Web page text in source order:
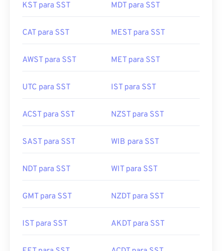
KST para SST MDT para SST
CAT para SST MEST para SST
AWST para SST MET para SST
UTC para SST IST para SST
ACST para SST NZST para SST
SAST para SST WIB para SST
NDT para SST WIT para SST
GMT para SST NZDT para SST
IST para SST AKDT para SST